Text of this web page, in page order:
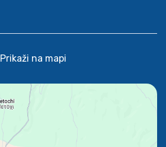
Prikaži na mapi